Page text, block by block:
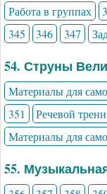
Работа в группах
345
346 347
54. Струны
Материалы для
351
Речевой
Материалы для
55.